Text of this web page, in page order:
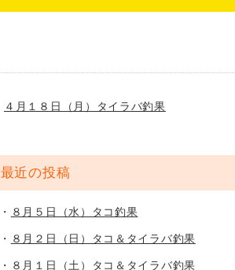
４月１８日（月）タイラバ釣果
最近の投稿
８月５日（水）タコ釣果
８月２日（日）タコ＆タイラバ釣果
８月１日（土）タコ＆タイラバ釣果